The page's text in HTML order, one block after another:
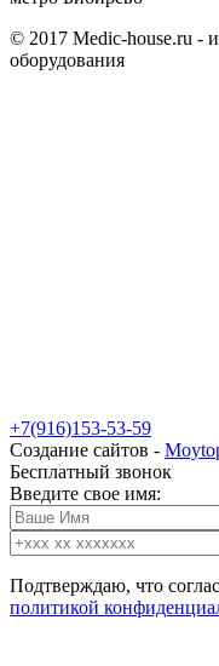
© 2017 Medic-house.ru -
оборудования
+7(916)153-53-59
Создание сайтов -
Бесплатный звонок
Введите свое имя:
Подтверждаю, что
политикой